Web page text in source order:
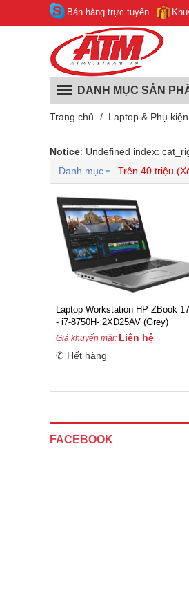
Bán hàng trực tuyến
DANH MỤC SẢN
Trang chủ / Laptop & Phụ kiện
Notice: Undefined index:
Danh mục
Trên 40 triệu
Laptop Workstation HP ZBook
- i7-8750H- 2XD25AV (Grey)
Giá khuyến mãi: Liên hệ
✆ Hết hàng
FACEBOOK